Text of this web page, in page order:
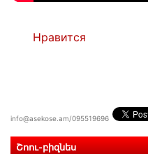
Нравится
info@asekose.am/095519696
Շոու-բիզնես